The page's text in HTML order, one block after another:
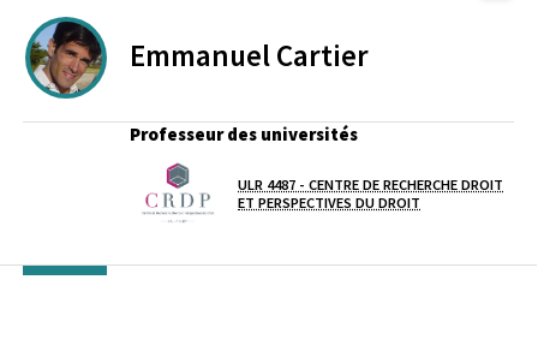
EmmanuelCartier
Professeur des universités
Laboratoire / équipe
ULR 4487 - CENTRE DE RECHERCHE DROIT
ET PERSPECTIVES DU DROIT